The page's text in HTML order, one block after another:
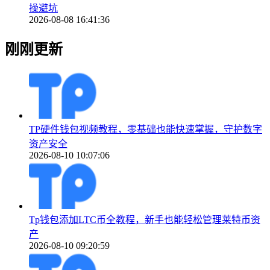
操避坑
2026-08-08 16:41:36
刚刚更新
TP硬件钱包视频教程，零基础也能快速掌握，守护数字
资产安全
2026-08-10 10:07:06
Tp钱包添加LTC币全教程，新手也能轻松管理莱特币资
产
2026-08-10 09:20:59